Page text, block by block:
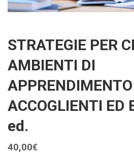
STRATEGIE PER
AMBIENTI DI
APPRENDIMENTO
ACCOGLIENTI ED
ed.
40,00€